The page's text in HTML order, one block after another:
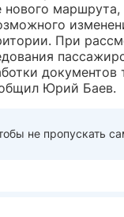
нового
При
документов
Юрий Баев.
не пропускать